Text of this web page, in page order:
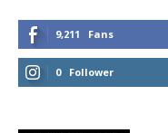
9,211 Fans
0 Follower